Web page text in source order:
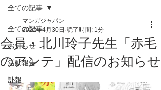
全ての記事
お知らせ
活動報告
訃報
全ての記事
会員・北川玲子先生「赤毛
のアンテ」配信のお知らせ
マンガジャパン
2022年4月30日 読了時間: 1分